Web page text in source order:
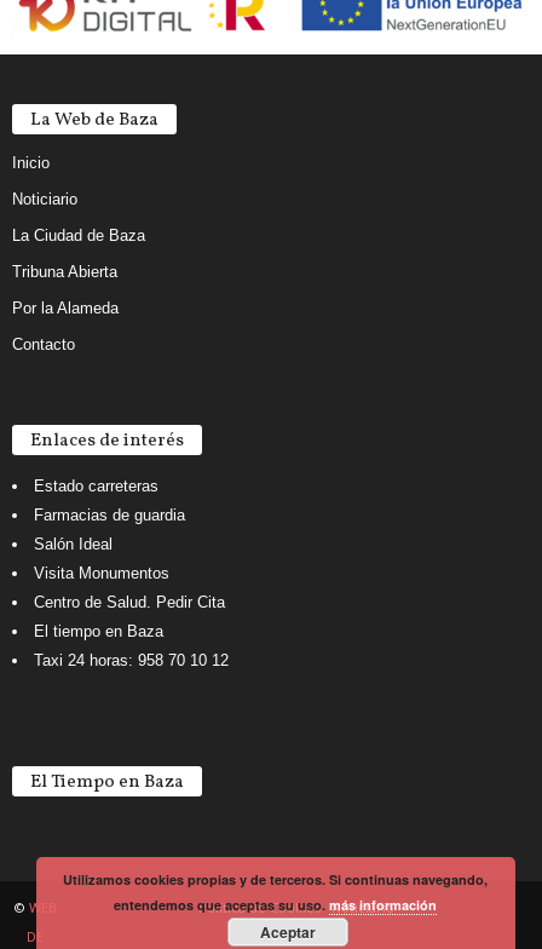
La Web de Baza
Inicio
Noticiario
La Ciudad de Baza
Tribuna Abierta
Por la Alameda
Contacto
Enlaces de interés
Estado carreteras
Farmacias de guardia
Salón Ideal
Visita Monumentos
Centro de Salud. Pedir Cita
El tiempo en Baza
Taxi 24 horas: 958 70 10 12
El Tiempo en Baza
Política de Cookies Noticiario
© WEB
DE
Utilizamos cookies propias y de terceros. Si continuas navegando,
entendemos que aceptas su uso.más información
Aceptar